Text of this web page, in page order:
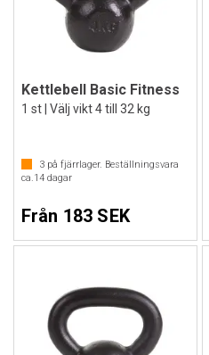
Kettlebell Basic Fitness
1 st | Välj vikt 4 till 32 kg
3 på fjärrlager. Beställningsvara
ca.14 dagar
Från 183 SEK